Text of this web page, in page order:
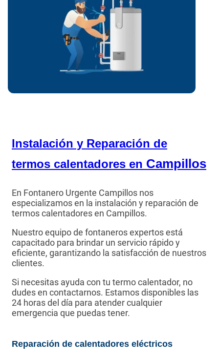
Instalación y Reparación de
termos calentadores en Campillos
En Fontanero Urgente Campillos nos
especializamos en la instalación y reparación de
termos calentadores en Campillos.
Nuestro equipo de fontaneros expertos está
capacitado para brindar un servicio rápido y
eficiente, garantizando la satisfacción de nuestros
clientes.
Si necesitas ayuda con tu termo calentador, no
dudes en contactarnos. Estamos disponibles las
24 horas del día para atender cualquier
emergencia que puedas tener.
Reparación de calentadores eléctricos